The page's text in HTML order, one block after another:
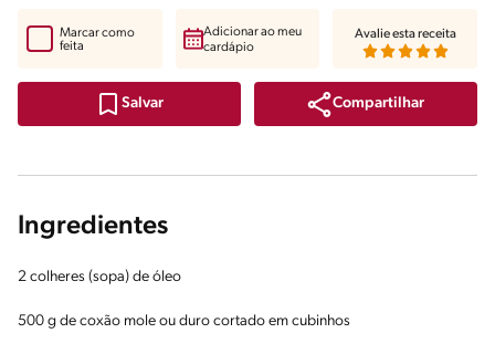
Salvar Compartilhar
Marcar como
feita
Adicionar ao meu
cardápio
Avalie esta receita
Ingredientes
2 colheres (sopa) de óleo
500 g de coxão mole ou duro cortado em cubinhos